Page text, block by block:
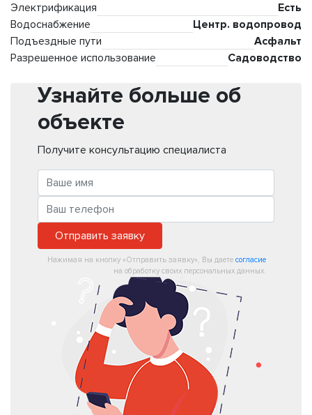
Электрификация
Есть
Водоснабжение
Центр. водопровод
Подъездные пути
Асфальт
Разрешенное использование
Садоводство
Узнайте больше об
объекте
Получите консультацию специалиста
Отправить заявку
Нажимая на кнопку «Отправить заявку», Вы даете согласие
на обработку своих персональных данных.